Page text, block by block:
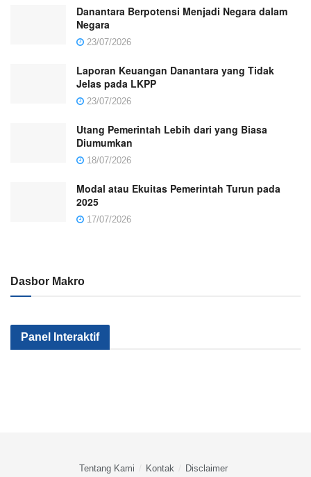
Danantara Berpotensi Menjadi Negara dalam
Negara
23/07/2026
Laporan Keuangan Danantara yang Tidak
Jelas pada LKPP
23/07/2026
Utang Pemerintah Lebih dari yang Biasa
Diumumkan
18/07/2026
Modal atau Ekuitas Pemerintah Turun pada
2025
17/07/2026
Dasbor Makro
Panel Interaktif
Kenapa Sektor
Industri Kita Tak
Tentang Kami Kontak Disclaimer